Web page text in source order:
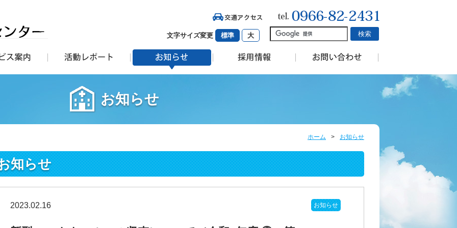
文字サイズ変更 標準 大
お知らせ
ホーム > お知らせ
知らせ
2023.02.16 お知らせ